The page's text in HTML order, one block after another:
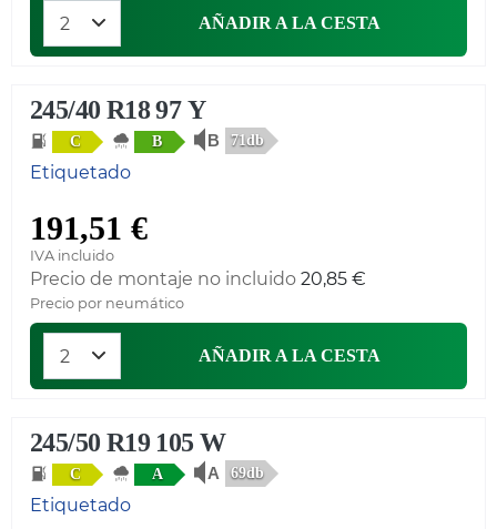
AÑADIR A LA CESTA
245/40 R18 97 Y
C B 71db
Etiquetado
191,51 €
IVA incluido
Precio de montaje no incluido 20,85 €
Precio por neumático
AÑADIR A LA CESTA
245/50 R19 105 W
C A 69db
Etiquetado